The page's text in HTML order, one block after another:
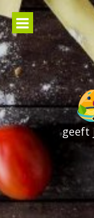
to
content
geeft